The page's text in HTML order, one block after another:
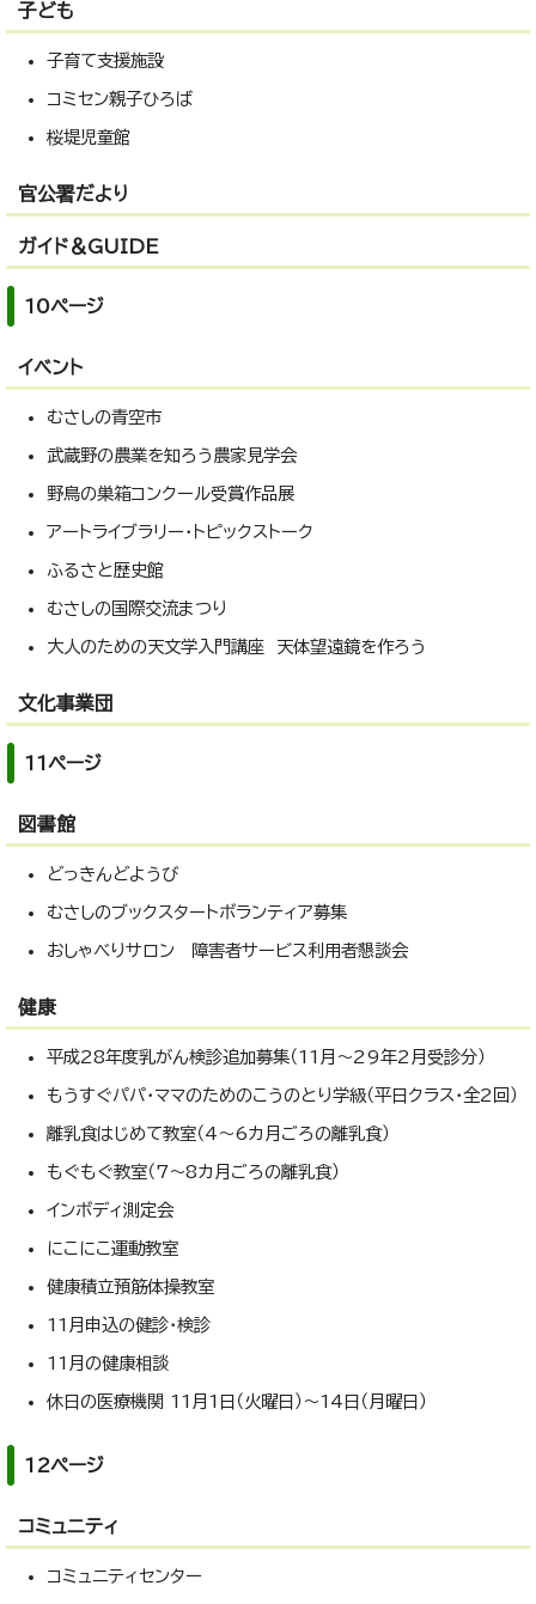
子ども
子育て支援施設
コミセン親子ひろば
桜堤児童館
官公署だより
ガイド＆GUIDE
10ページ
イベント
むさしの青空市
武蔵野の農業を知ろう農家見学会
野鳥の巣箱コンクール受賞作品展
アートライブラリー・トピックストーク
ふるさと歴史館
むさしの国際交流まつり
大人のための天文学入門講座 天体望遠鏡を作ろう
文化事業団
11ページ
図書館
どっきんどようび
むさしのブックスタートボランティア募集
おしゃべりサロン 障害者サービス利用者懇談会
健康
平成28年度乳がん検診追加募集（11月～29年2月受診分）
もうすぐパパ・ママのためのこうのとり学級（平日クラス・全2回）
離乳食はじめて教室（4～6カ月ごろの離乳食）
もぐもぐ教室（7～8カ月ごろの離乳食）
インボディ測定会
にこにこ運動教室
健康積立預筋体操教室
11月申込の健診・検診
11月の健康相談
休日の医療機関 11月1日（火曜日）～14日（月曜日）
12ページ
コミュニティ
コミュニティセンター